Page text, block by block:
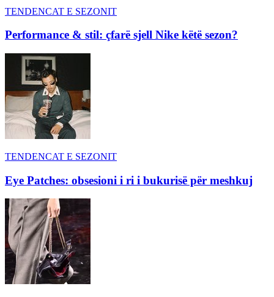
TENDENCAT E SEZONIT
Performance & stil: çfarë sjell Nike këtë sezon?
TENDENCAT E SEZONIT
Eye Patches: obsesioni i ri i bukurisë për meshkuj